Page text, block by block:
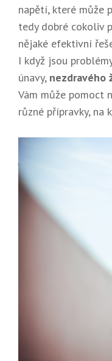
napětí, které může
tedy dobré cokoliv
nějaké efektivní
I když jsou
únavy, nezdravého
Vám může pomoct
různé přípravky, na